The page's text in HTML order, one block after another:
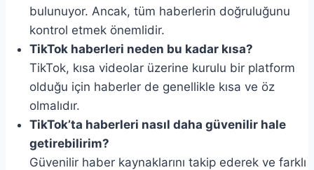
bulunuyor. Ancak, tüm haberlerin doğruluğunu
kontrol etmek önemlidir.
TikTok haberleri neden bu kadar kısa?
TikTok, kısa videolar üzerine kurulu bir platform
olduğu için haberler de genellikle kısa ve öz
olmalıdır.
TikTok’ta haberleri nasıl daha güvenilir hale
getirebilirim?
Güvenilir haber kaynaklarını takip ederek ve farklı